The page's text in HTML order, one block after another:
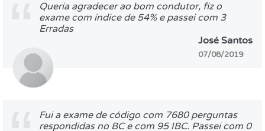
Queria agradecer ao bom condutor, fiz o
exame com índice de 54% e passei com 3
Erradas
José Santos
07/08/2019
Fui a exame de código com 7680 perguntas
respondidas no BC e com 95 IBC. Passei com 0